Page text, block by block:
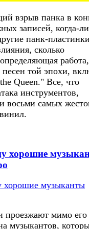
взрыв панка в
записей, когда-
панк-
сколько
работа,
той эпохи,
Queen." Все, что
инструментов,
восьми самых
хорошие
проезжают мимо его
музыкантов,